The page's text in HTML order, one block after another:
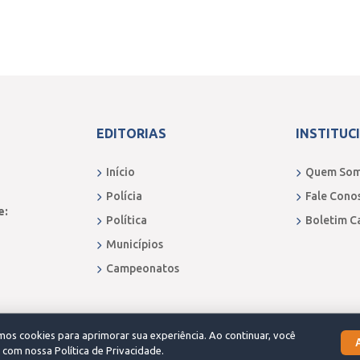
EDITORIAS
Início
Polícia
Política
Municípios
Campeonatos
Quem
Fale
Boletim
cookies para aprimorar sua experiência. Ao continuar, você
nossa Política de Privacidade.